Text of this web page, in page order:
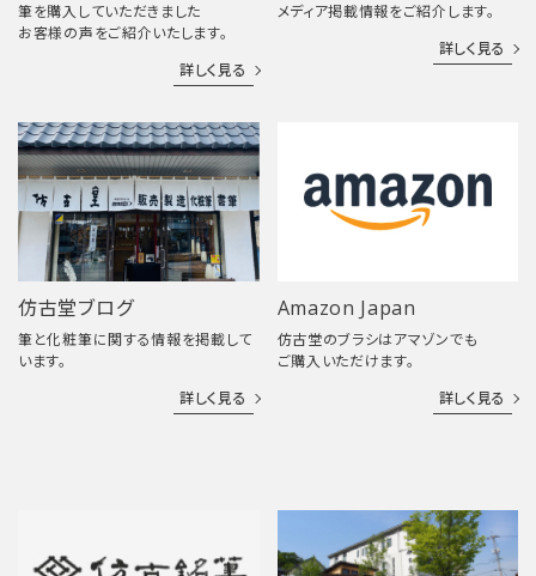
筆を購入していただきました
お客様の声をご紹介いたします。
詳しく見る
メディア掲載情報をご紹介します。
詳しく見る
仿古堂ブログ
筆と化粧筆に関する情報を掲載して
います。
詳しく見る
Amazon Japan
仿古堂のブラシはアマゾンでも
ご購入いただけます。
詳しく見る